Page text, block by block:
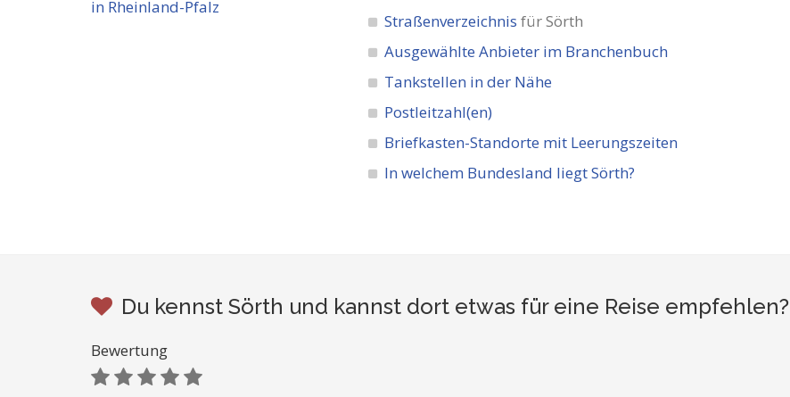
Straßenverzeichnis für Sörth
Ausgewählte Anbieter im Branchenbuch
Tankstellen in der Nähe
Postleitzahl(en)
Briefkasten-Standorte mit Leerungszeiten
In welchem Bundesland liegt Sörth?
Du kennst Sörth und kannst dort etwas für eine Reise empfehlen?
Bewertung